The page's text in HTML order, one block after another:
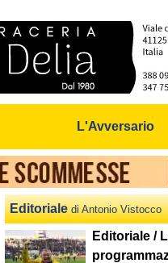
L'Avversario
Editoriale di Antonio Vistocco
Editoriale /